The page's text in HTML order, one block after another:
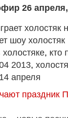
26
холостяк
шоу холостяк
, кто
2013,
апреля
праздник